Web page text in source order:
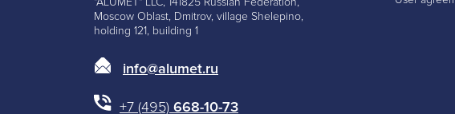
Moscow Oblast, Dmitrov, village Shelepino,
holding 121, building 1
info@alumet.ru
+7 (495) 668-10-73